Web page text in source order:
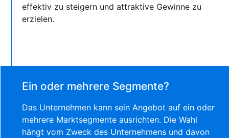
effektiv zu steigern und attraktive Gewinne zu
erzielen.
Ein oder mehrere Segmente?
Das Unternehmen kann sein Angebot auf ein oder
mehrere Marktsegmente ausrichten. Die Wahl
hängt vom Zweck des Unternehmens und davon